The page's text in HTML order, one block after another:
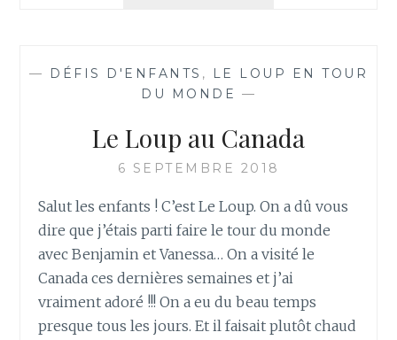
13
DE
— DÉFIS D'ENFANTS ,
LE LOUP EN TOUR
DU MONDE —
Le Loup au Canada
6 SEPTEMBRE 2018
Salut les enfants ! C’est Le Loup. On a dû vous
dire que j’étais parti faire le tour du monde
avec Benjamin et Vanessa… On a visité le
Canada ces dernières semaines et j’ai
vraiment adoré !!! On a eu du beau temps
presque tous les jours. Et il faisait plutôt chaud